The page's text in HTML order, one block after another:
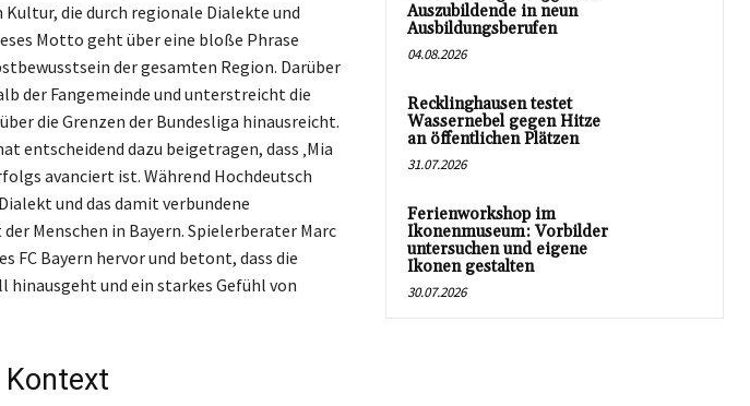
die durch regionale Dialekte und
Motto geht über eine bloße Phrase
der gesamten Region. Darüber
der Fangemeinde und unterstreicht die
die Grenzen der Bundesliga hinausreicht.
entscheidend dazu beigetragen, dass ‚Mia
avanciert ist. Während Hochdeutsch
und das damit verbundene
Menschen in Bayern. Spielerberater Marc
FC Bayern hervor und betont, dass die
hinausgeht und ein starkes Gefühl von
Kontext
Auszubildende in neun
Ausbildungsberufen
04.08.2026
Recklinghausen testet
Wassernebel gegen Hitze
an öffentlichen Plätzen
31.07.2026
Ferienworkshop im
Ikonenmuseum: Vorbilder
untersuchen und eigene
Ikonen gestalten
30.07.2026